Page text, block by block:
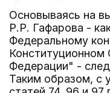
Основываясь на
Р.Р. Гафарова -
Федеральному
Конституционном
Федерации" -
Таким образом, с